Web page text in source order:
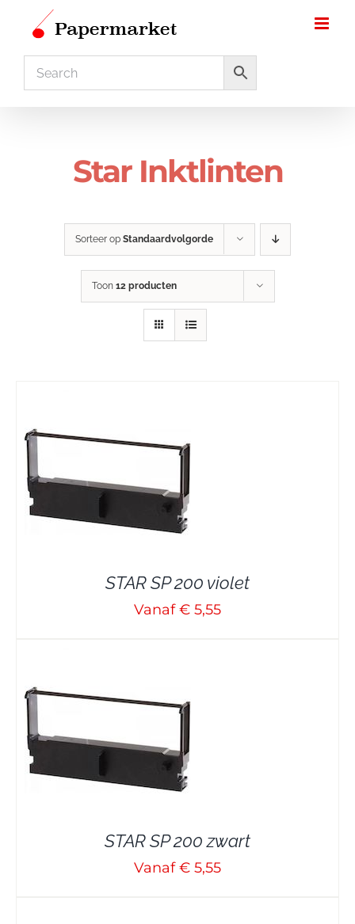
Star Inktlinten
Sorteer op Standaardvolgorde
Toon 12 producten
STAR SP 200 violet
Vanaf € 5,55
STAR SP 200 zwart
Vanaf € 5,55